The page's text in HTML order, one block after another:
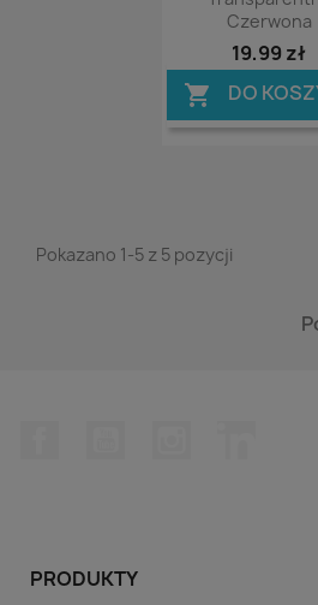
Czerwona
19,99 zł
 DO
Pokazano 1-5 z 5 pozycji
PRODUKTY